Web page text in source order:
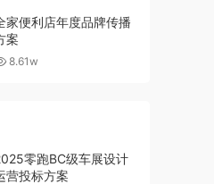
家便利店年度品牌传播
案
8.61w
零跑BC级车展设计
营投标方案